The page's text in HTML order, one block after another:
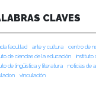
CLAVES
facultad arte y cultura centro de
de ciencias de la educación
instituto
de lingüística y literatura
noticias de
vinculación